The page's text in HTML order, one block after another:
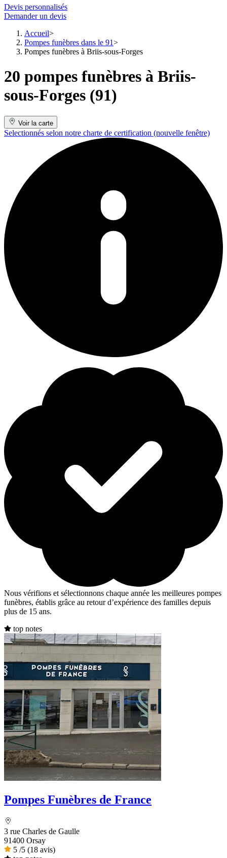
Devis personnalisés
Demander un devis
Accueil
Pompes funèbres dans le 91
Pompes funèbres à Briis-sous-Forges
20 pompes funèbres à Briis-
sous-Forges (91)
Voir la carte
Selectionnés selon notre charte de certification (nouvelle fenêtre)
Nous vérifions et sélectionnons chaque année les meilleures pompes
funèbres, établis grâce au retour d’expérience des familles depuis
plus de 15 ans.
top notes
Pompes Funèbres de France
3 rue Charles de Gaulle
91400 Orsay
5 /5 (18 avis)